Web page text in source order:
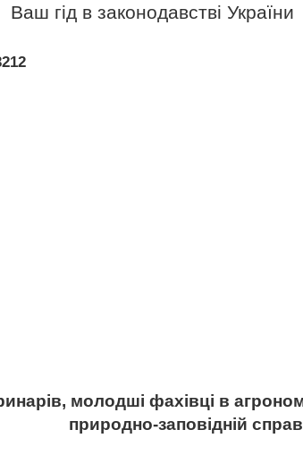
Ваш гід в законодавстві України
молодші фахівці в
природно-заповідній